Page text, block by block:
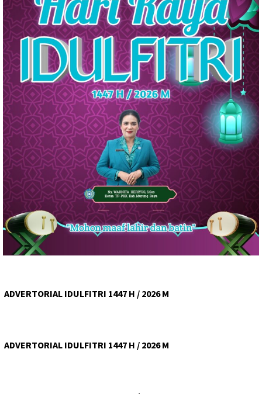
ADVERTORIAL IDULFITRI 1447 H / 2026 M
ADVERTORIAL IDULFITRI 1447 H / 2026 M